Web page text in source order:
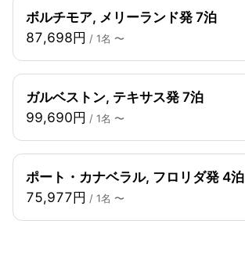
ボルチモア, メリーランド発 7泊
87,698円 / 1名 〜
ガルベストン, テキサス発 7泊
99,690円 / 1名 〜
ポート・カナベラル, フロリダ発 4泊
75,977円 / 1名 〜